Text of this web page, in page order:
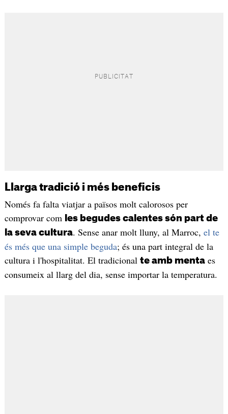
Llarga tradició i més beneficis
Només fa falta viatjar a països molt calorosos per
comprovar com les begudes calentes són part de
la seva cultura. Sense anar molt lluny, al Marroc, el te
és més que una simple beguda; és una part integral de la
cultura i l'hospitalitat. El tradicional te amb mentaes
consumeix al llarg del dia, sense importar la temperatura.